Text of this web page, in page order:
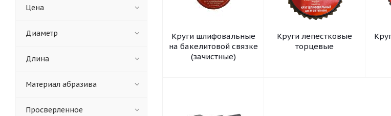
Круги шлифовальные
на бакелитовой связке
(зачистные)
Круги лепестковые
торцевые
Цена
Диаметр
Длина
Материал абразива
Просверленное